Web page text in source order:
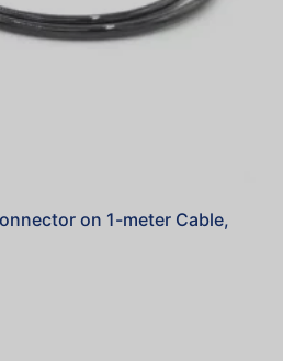
on 1-meter Cable,